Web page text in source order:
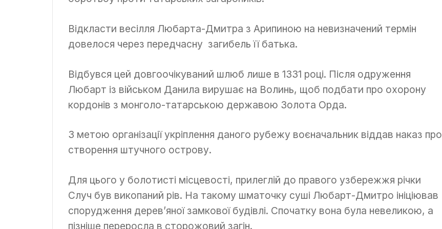
Відкласти весілля Любарта-Дмитра з Арипиною на невизначений термін
довелося через передчасну загибель її батька.
Відбувся цей довгоочікуваний шлюб лише в 1331 році. Після одруження
Любарт із військом Данила вирушає на Волинь, щоб подбати про охорону
кордонів з монголо-татарською державою Золота Орда.
З метою організації укріплення даного рубежу воєначальник віддав наказ про
створення штучного острову.
Для цього у болотисті місцевості, прилеглій до правого узбережжя річки
Случ був викопаний рів. На такому шматочку суші Любарт-Дмитро ініціював
спорудження дерев’яної замкової будівлі. Спочатку вона була невеликою, а
пізніше переросла в сторожовий загін.